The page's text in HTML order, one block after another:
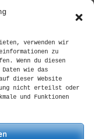
verwenden wir
zu
Wenn du diesen
wie das
dieser Website
nicht erteilst oder
und Funktionen
Gateway
FAQ)
D